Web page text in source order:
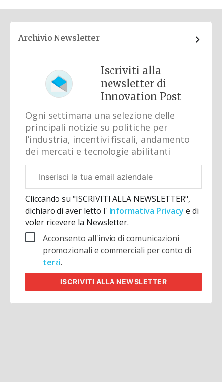
Archivio Newsletter
Iscriviti alla
newsletter di
Innovation Post
Ogni settimana una selezione delle
principali notizie su politiche per
l’industria, incentivi fiscali, andamento
dei mercati e tecnologie abilitanti
aziendale
Cliccando su "ISCRIVITI ALLA NEWSLETTER",
dichiaro di aver letto l' Informativa Privacy e di
voler ricevere la Newsletter.
Acconsento all'invio di comunicazioni
promozionali e commerciali per conto di
terzi.
ISCRIVITI ALLA NEWSLETTER